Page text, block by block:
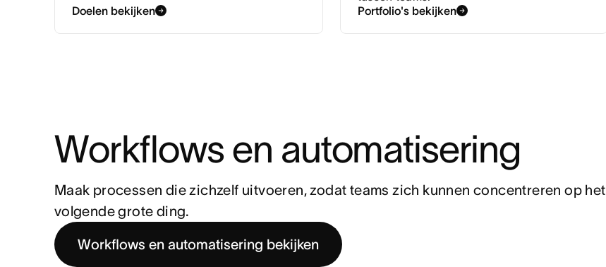
Doelen bekijken
Portfolio's bekijken
Workflows en automatisering
Maak processen die zichzelf uitvoeren, zodat teams zich kunnen concentreren op het
volgende grote ding.
Workflows en automatisering bekijken